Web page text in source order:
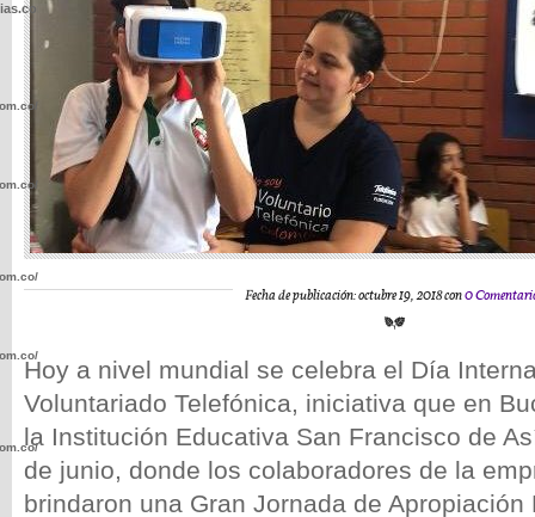
Fecha de publicación: octubre 19, 2018 con0
Hoy a nivel mundial se celebra el Día
Voluntariado Telefónica, iniciativa que en
la Institución Educativa San Francisco de
de junio, donde los colaboradores de la
brindaron una Gran Jornada de Apropiación
wp-
wp-
wp-
wp-
wp-
wp-